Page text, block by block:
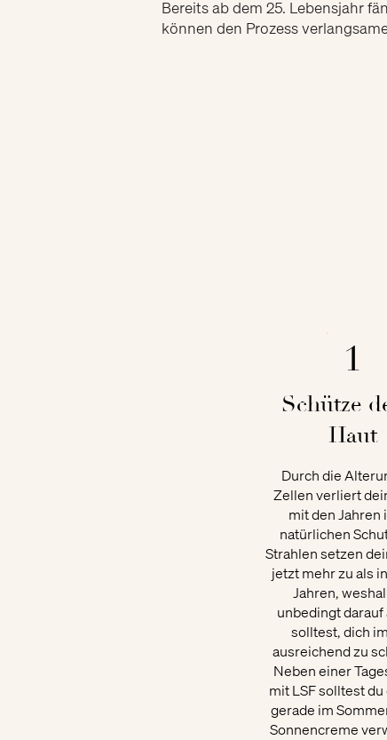
Bereits ab dem 25. Lebensjahr
können den Prozess
1
Schütze
Haut
​Durch die
Zellen verliert
mit den Jahren
natürlichen
Strahlen setzen
jetzt mehr zu als
Jahren,
unbedingt darauf
solltest, dich
ausreichend zu
Neben einer
mit LSF solltest
gerade im
Sonnencreme